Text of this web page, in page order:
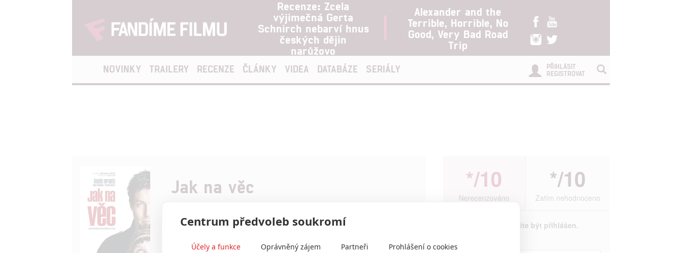
Recenze: Zcela
výjimečná Gerta
Schnirch nebarví hnus
českých dějin
narůžovo
Alexander and the
Terrible, Horrible, No
Good, Very Bad Road
Trip
NOVINKY TRAILERY RECENZE ČLÁNKY VIDEA DATABÁZE SERIÁLY
PŘIHLÁSIT
REGISTROVAT
Jak na věc
bezdětný a bezstarostný. Ale jen do chvíle, než mu jedna z bezpočtu
přítelkyň, které až dosud střídal ve svižném tempu, dá "kopačky". A víte
proč? Kvůli svému dítěti. Právě tato nová a zcela nepochopitelná
zkušenost přivede Willa do nedotčeného "loviště", a tím je Sdružení
*/10
Nerecenzováno
*/10
Zatím nehodnoceno
Pro hodnocení musíte být přihlášen.
Centrum předvoleb soukromí
Účely a funkce Oprávněný zájem Partneři Prohlášení o cookies